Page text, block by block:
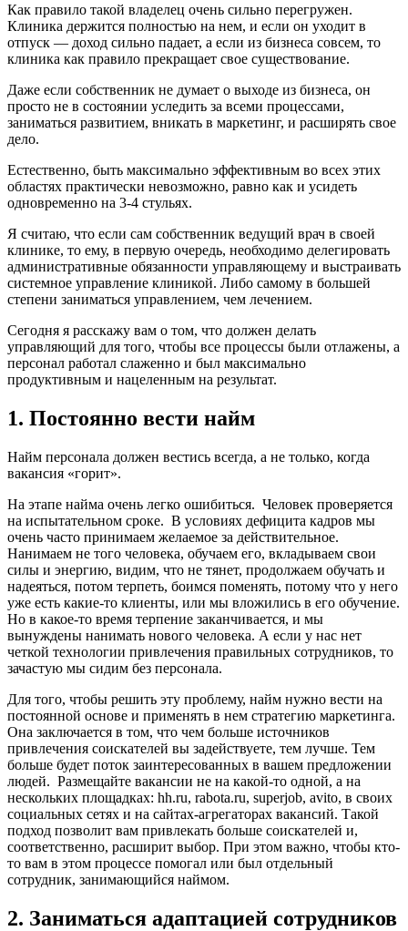
Как правило такой владелец очень сильно перегружен.
Клиника держится полностью на нем, и если он уходит в
отпуск — доход сильно падает, а если из бизнеса совсем, то
клиника как правило прекращает свое существование.
Даже если собственник не думает о выходе из бизнеса, он
просто не в состоянии уследить за всеми процессами,
заниматься развитием, вникать в маркетинг, и расширять свое
дело.
Естественно, быть максимально эффективным во всех этих
областях практически невозможно, равно как и усидеть
одновременно на 3-4 стульях.
Я считаю, что если сам собственник ведущий врач в своей
клинике, то ему, в первую очередь, необходимо делегировать
административные обязанности управляющему и выстраивать
системное управление клиникой. Либо самому в большей
степени заниматься управлением, чем лечением.
Сегодня я расскажу вам о том, что должен делать
управляющий для того, чтобы все процессы были отлажены, а
персонал работал слаженно и был максимально
продуктивным и нацеленным на результат.
1. Постоянно вести найм
Найм персонала должен вестись всегда, а не только, когда
вакансия «горит».
На этапе найма очень легко ошибиться. Человек проверяется
на испытательном сроке. В условиях дефицита кадров мы
очень часто принимаем желаемое за действительное.
Нанимаем не того человека, обучаем его, вкладываем свои
силы и энергию, видим, что не тянет, продолжаем обучать и
надеяться, потом терпеть, боимся поменять, потому что у него
уже есть какие-то клиенты, или мы вложились в его обучение.
Но в какое-то время терпение заканчивается, и мы
вынуждены нанимать нового человека. А если у нас нет
четкой технологии привлечения правильных сотрудников, то
зачастую мы сидим без персонала.
Для того, чтобы решить эту проблему, найм нужно вести на
постоянной основе и применять в нем стратегию маркетинга.
Она заключается в том, что чем больше источников
привлечения соискателей вы задействуете, тем лучше. Тем
больше будет поток заинтересованных в вашем предложении
людей. Размещайте вакансии не на какой-то одной, а на
нескольких площадках: hh.ru, rabota.ru, superjob, avito, в своих
социальных сетях и на сайтах-агрегаторах вакансий. Такой
подход позволит вам привлекать больше соискателей и,
соответственно, расширит выбор. При этом важно, чтобы кто-
то вам в этом процессе помогал или был отдельный
сотрудник, занимающийся наймом.
2. Заниматься адаптацией сотрудников